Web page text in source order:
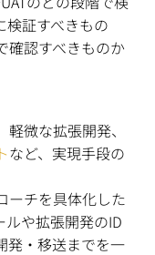
検証すべきもの
確認すべきものか
微な拡張開発、
など、実現手段の
ーチを具体化した
や拡張開発のID
発・移送までを一